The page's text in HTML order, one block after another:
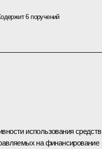
6 поручений
использования средств
на финансирование